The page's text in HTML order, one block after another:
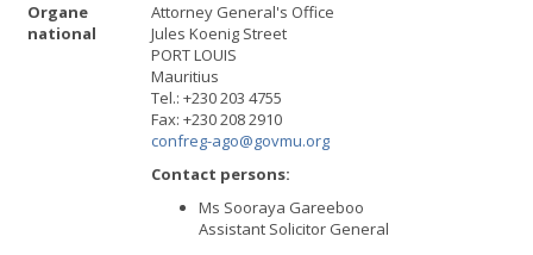
Organe
national
Attorney General's Office
Jules Koenig Street
PORT LOUIS
Mauritius
Tel.: +230 203 4755
Fax: +230 208 2910
confreg-ago@govmu.org
Contact persons:
Ms Sooraya Gareeboo
Assistant Solicitor General